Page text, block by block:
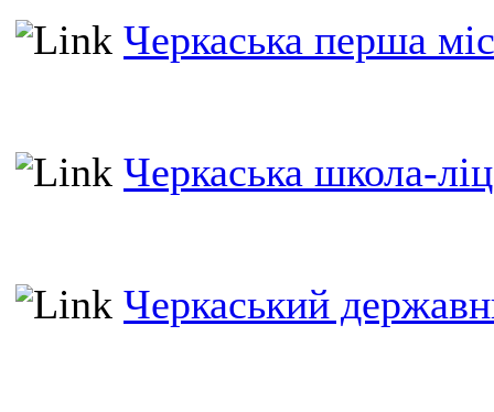
Черкаська перша
Черкаська школа-
Черкаський